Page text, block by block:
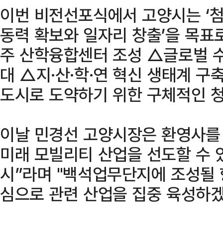
이번 비전선포식에서 고양시는 ‘
동력 확보와 일자리 창출’을 목
주 산학융합센터 조성 △글로벌
대 △지·산·학·연 혁신 생태계 구
도시로 도약하기 위한 구체적인
이날 민경선 고양시장은 환영사
미래 모빌리티 산업을 선도할 수
시”라며 "백석업무단지에 조성
심으로 관련 산업을 집중 육성하